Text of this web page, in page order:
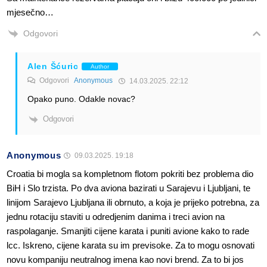
mjesečno…
Odgovori
Alen Šćuric Author
Odgovori Anonymous 14.03.2025. 22:12
Opako puno. Odakle novac?
Odgovori
Anonymous 09.03.2025. 19:18
Croatia bi mogla sa kompletnom flotom pokriti bez problema dio
BiH i Slo trzista. Po dva aviona bazirati u Sarajevu i Ljubljani, te
linijom Sarajevo Ljubljana ili obrnuto, a koja je prijeko potrebna, za
jednu rotaciju staviti u odredjenim danima i treci avion na
raspolaganje. Smanjiti cijene karata i puniti avione kako to rade
lcc. Iskreno, cijene karata su im previsoke. Za to mogu osnovati
novu kompaniju neutralnog imena kao novi brend. Za to bi jos